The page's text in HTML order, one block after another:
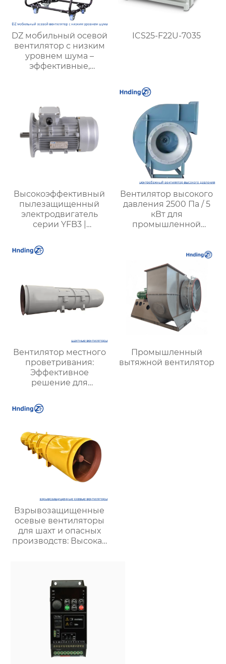
DZ мобильный осевой
вентилятор с низким
уровнем шума –
эффективные,
вентиляции |
Hengding Fan
ICS25-F22U-7035
Высокоэффективный
пылезащищенный
электродвигатель
серии YFB3 |
Вентилятор высокого
давления 2500 Па / 5
кВт для
промышленной
надежность и
энергоэффективность
от XYZ
Вентилятор местного
проветривания:
Эффективное
решение для
воздуха и комфорта на
рабочих местах
Промышленный
вытяжной вентилятор
Взрывозащищенные
осевые вентиляторы
для шахт и опасных
производств: Высокая